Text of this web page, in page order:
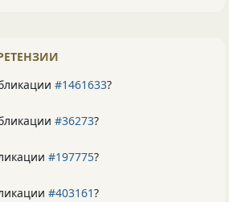
#1461633?
#36273?
#197775?
#403161?